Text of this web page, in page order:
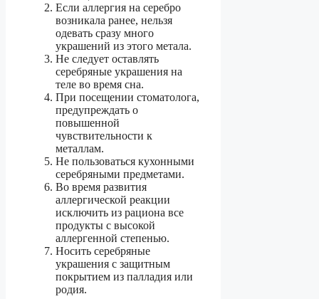
Если аллергия на серебро
возникала ранее, нельзя
одевать сразу много
украшений из этого метала.
Не следует оставлять
серебряные украшения на
теле во время сна.
При посещении стоматолога,
предупреждать о
повышенной
чувствительности к
металлам.
Не пользоваться кухонными
серебряными предметами.
Во время развития
аллергической реакции
исключить из рациона все
продукты с высокой
аллергенной степенью.
Носить серебряные
украшения с защитным
покрытием из палладия или
родия.